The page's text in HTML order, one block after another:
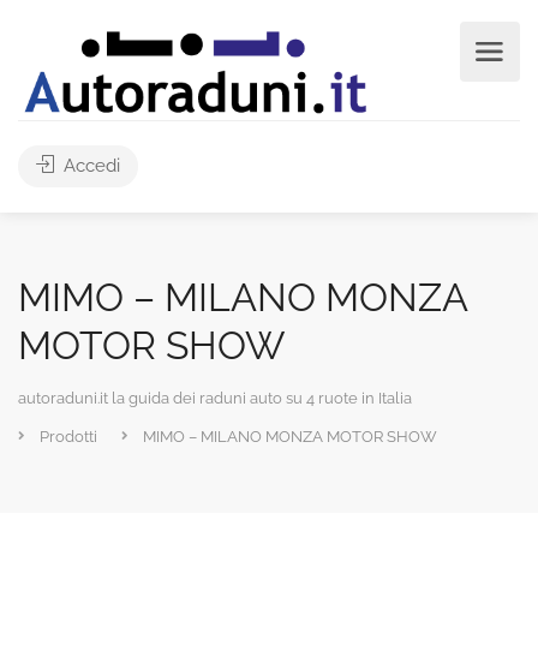
Accedi
MIMO – MILANO MONZA
MOTOR SHOW
autoraduni.it la guida dei raduni auto su 4 ruote in Italia
Prodotti MIMO – MILANO MONZA MOTOR SHOW